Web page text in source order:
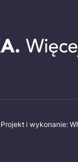
Projekt i wykonanie: